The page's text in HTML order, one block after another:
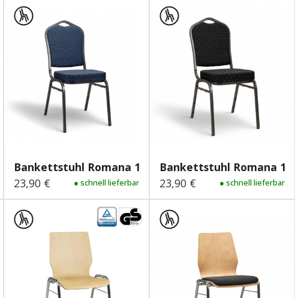
Bankettstuhl Romana 1 Plus...
Regulärer Preis:
23,90 € ● schnell lieferbar
Bankettstuhl Romana 1
Regulärer Preis:
23,90 € ● schnell lieferbar